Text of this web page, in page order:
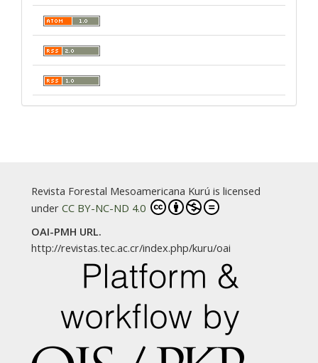
Revista Forestal Mesoamericana Kurú is licensed
underCC BY-NC-ND 4.0
OAI-PMH URL.
http://revistas.tec.ac.cr/index.php/kuru/oai